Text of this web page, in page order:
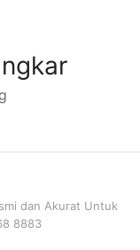
dan Akurat Untuk
8883